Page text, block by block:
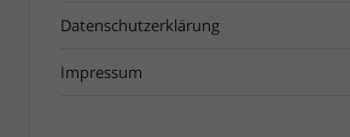
Datenschutzerklärung
Impressum